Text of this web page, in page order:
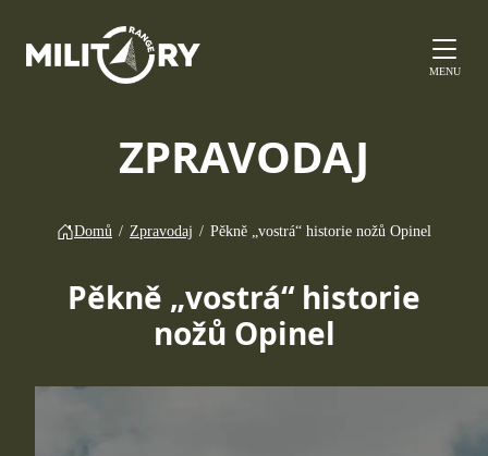
MENU
ZPRAVODAJ
Domů / Zpravodaj / Pěkně „vostrá“ historie nožů Opinel
Pěkně „vostrá“ historie
nožů Opinel